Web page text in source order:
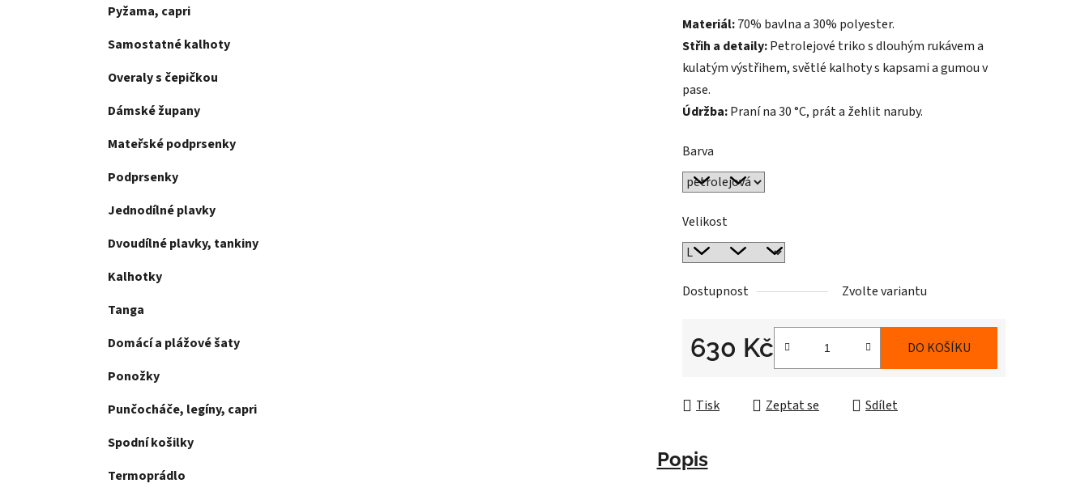
Pyžama, capri
Samostatné kalhoty
Overaly s čepičkou
Dámské župany
Mateřské podprsenky
Podprsenky
Jednodílné plavky
Dvoudílné plavky, tankiny
Kalhotky
Tanga
Domácí a plážové šaty
Ponožky
Punčocháče, legíny, capri
Spodní košilky
Termoprádlo
hvězdiček.
Materiál:70% bavlna a 30% polyester.
Střih a detaily:Petrolejové triko s dlouhým rukávem a
kulatým výstřihem, světlé kalhoty s kapsami a gumou v
pase.
Údržba:Praní na 30 °C, prát a žehlit naruby.
Barva
Velikost
Dostupnost Zvolte variantu
630 Kč DO KOŠÍKU
Tisk Zeptat se Sdílet
Popis